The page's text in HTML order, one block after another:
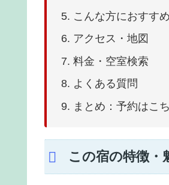
こんな方におすすめ
アクセス・地図
料金・空室検索
よくある質問
まとめ：予約はこ
この宿の特徴・